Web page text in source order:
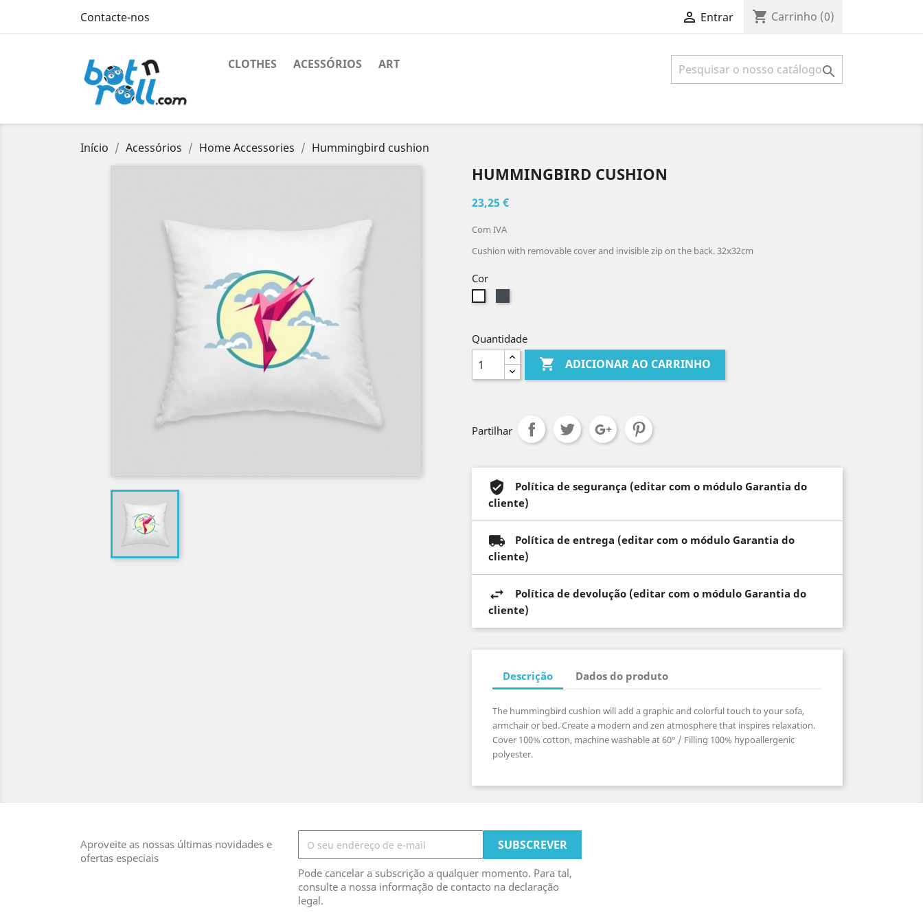
Contacte-nos  Entrar shopping_cart Carrinho (0)
CLOTHES ACESSÓRIOS ART 
Início Acessórios Home Accessories Hummingbird cushion
HUMMINGBIRD CUSHION
23,25 €
Com IVA
Cushion with removable cover and invisible zip on the back. 32x32cm
Cor
Quantidade
 ADICIONAR AO CARRINHO
Partilhar
Política de segurança (editar com o módulo Garantia do
cliente)
Política de entrega (editar com o módulo Garantia do
cliente)
Política de devolução (editar com o módulo Garantia do
cliente)
Descrição Dados do produto
The hummingbird cushion will add a graphic and colorful touch to your sofa,
armchair or bed. Create a modern and zen atmosphere that inspires relaxation.
Cover 100% cotton, machine washable at 60° / Filling 100% hypoallergenic
polyester.
Aproveite as nossas últimas novidades e
ofertas especiais
Pode cancelar a subscrição a qualquer momento. Para tal,
consulte a nossa informação de contacto na declaração
legal.